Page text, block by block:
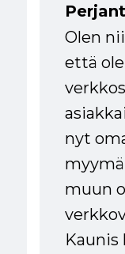
Olen
että
nyt
muun
Kaunis